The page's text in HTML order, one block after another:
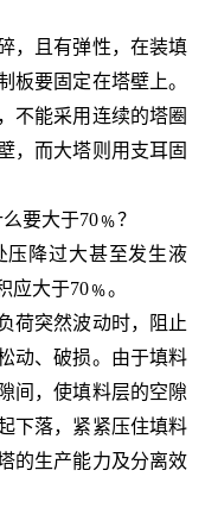
，且有弹性，在装填
板要固定在塔壁上。
不能采用连续的塔圈
，而大塔则用支耳固
要大于70﹪？
压降过大甚至发生液
应大于70﹪。
荷突然波动时，阻止
动、破损。由于填料
间，使填料层的空隙
下落，紧紧压住填料
的生产能力及分离效